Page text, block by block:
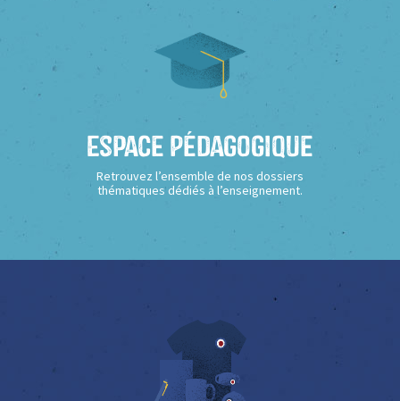
Espace Pédagogique
Retrouvez l’ensemble de nos dossiers
thématiques dédiés à l’enseignement.